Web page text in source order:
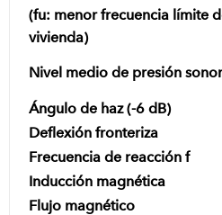
(fu: menor frecuencia límite
vivienda)
Nivel medio de presión
Ángulo de haz (-6 dB)
Deflexión fronteriza
Frecuencia de reacción f
Inducción magnética
Flujo magnético